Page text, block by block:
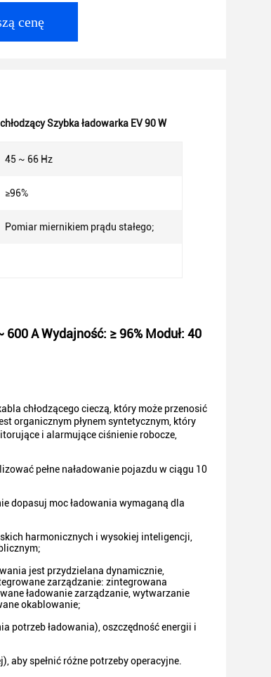
cenę
Szybka ładowarka EV 90 W
45 ~ 66 Hz
≥96%
Pomiar miernikiem prądu stałego;
600 A Wydajność: ≥ 96% Moduł: 40
chłodzącego cieczą, który może przenosić
organicznym płynem syntetycznym, który
i alarmujące ciśnienie robocze,
pełne naładowanie pojazdu w ciągu 10
dopasuj moc ładowania wymaganą dla
harmonicznych i wysokiej inteligencji,
jest przydzielana dynamicznie,
zarządzanie: zintegrowana
ładowanie zarządzanie, wytwarzanie
okablowanie;
potrzeb ładowania), oszczędność energii i
aby spełnić różne potrzeby operacyjne.